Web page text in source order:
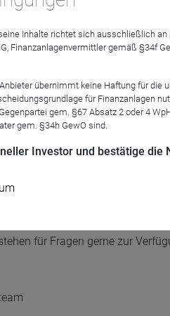
und Herren,
Fondsmanager
ein.
Working wird Sie über
aktuellen strategischen
Fragen dauern. Gerne
für Fragen gerne zur
Inhalte richtet sich ausschließlich
Finanzanlagenvermittler gemäß §34f
Anbieter übernimmt keine Haftung für
für Finanzanlagen
gem. §67 Absatz 2 oder 4
gem. §34h GewO sind.
Investor und bestätige die
CPref